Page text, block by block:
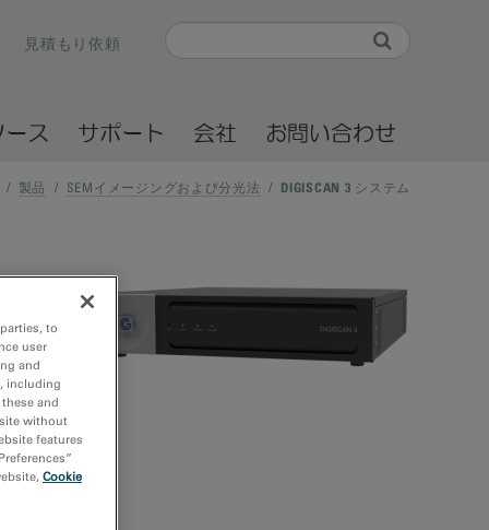
Search form
見積もり依頼
ース サポート 会社 お問い合わせ
/ 製品 / SEMイメージングおよび分光法 / DIGISCAN 3 システム
to
user
and
including
and
without
features
Cookie